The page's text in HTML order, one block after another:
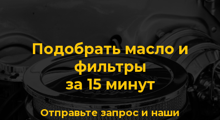
Подобрать масло и
фильтры
за 15 минут
Отправьте запрос и наши